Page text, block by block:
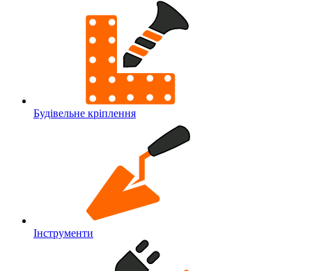
Будівельне кріплення
Інструменти